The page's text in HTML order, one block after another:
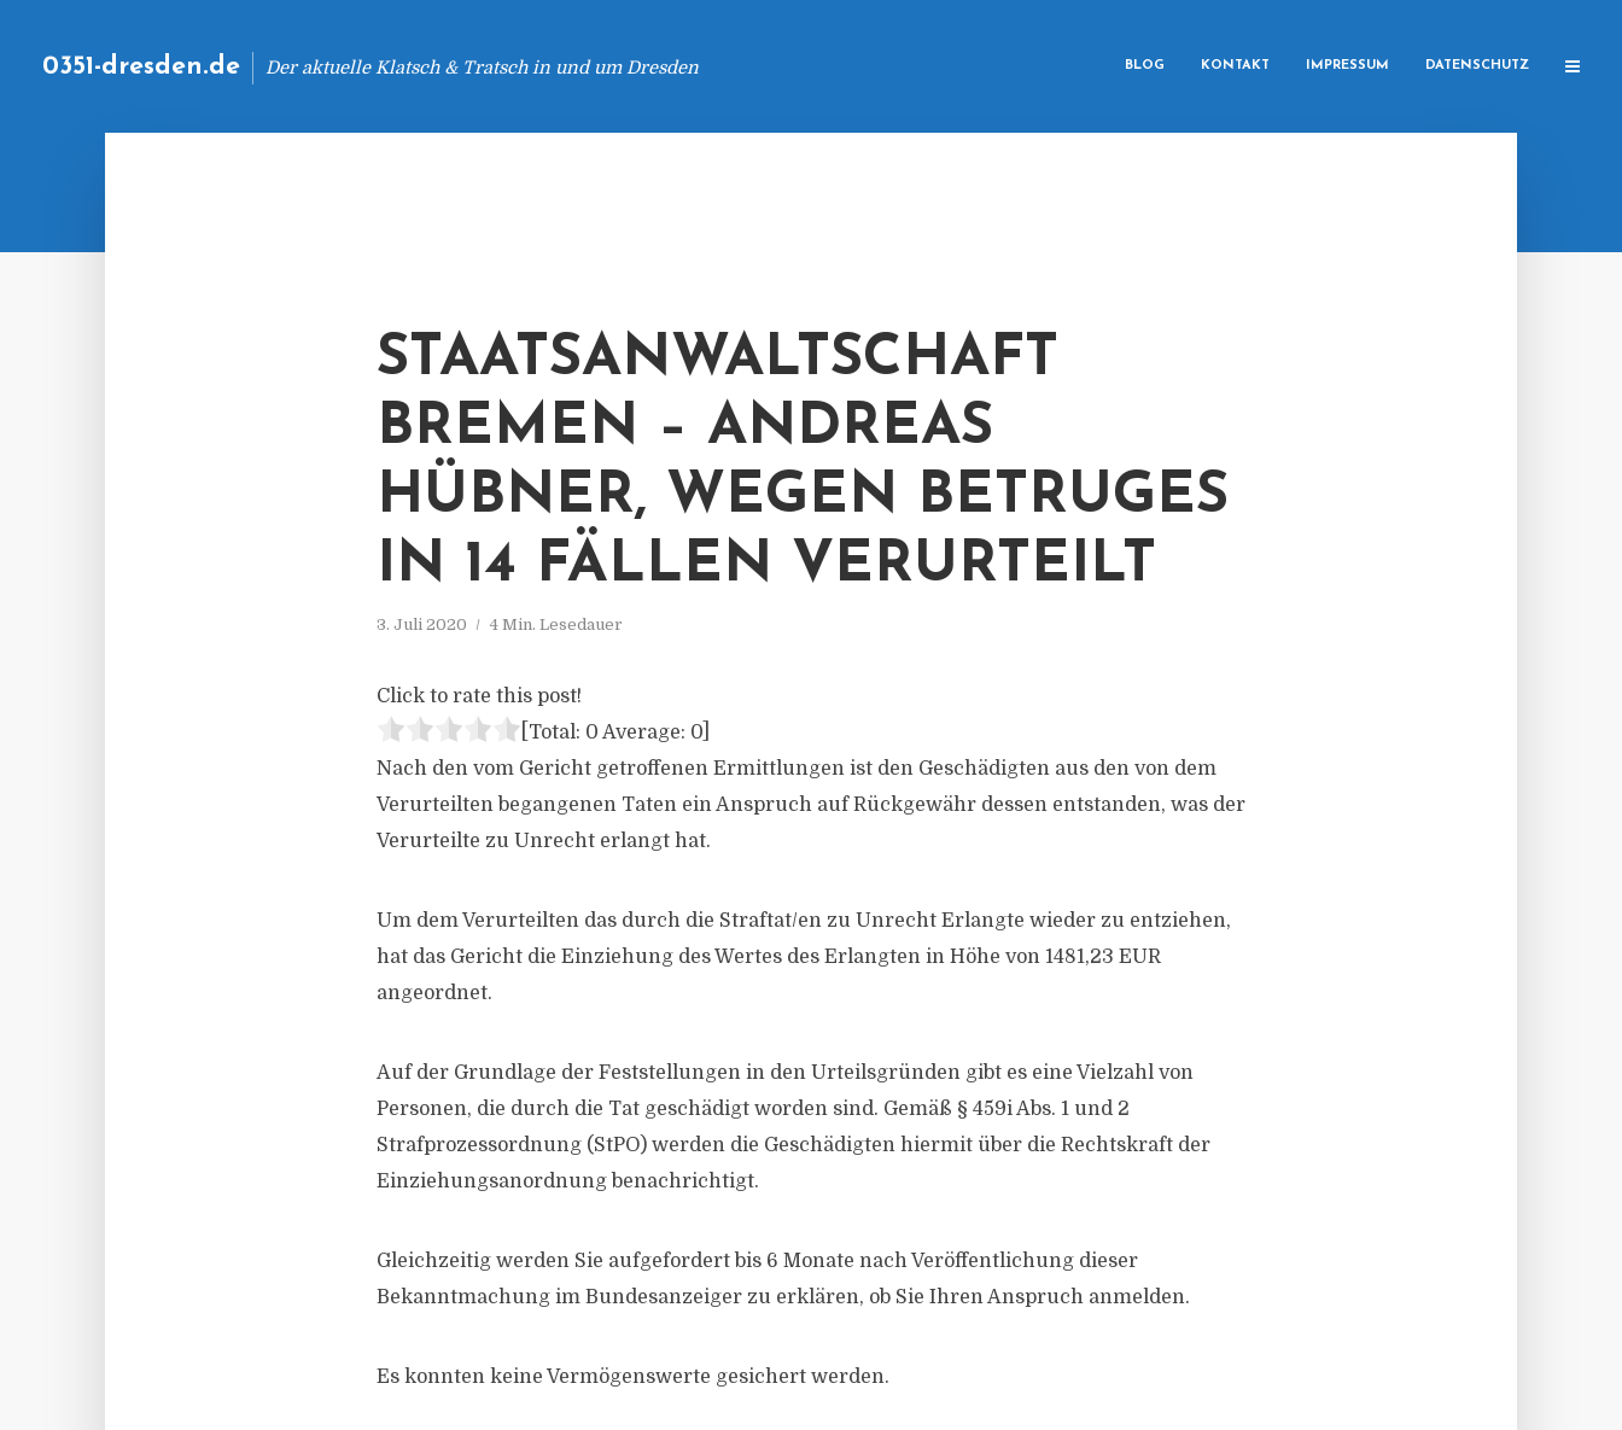
0351-dresden.de Der aktuelle Klatsch & Tratsch in und um Dresden BLOG KONTAKT IMPRESSUM DATENSCHUTZ
STAATSANWALTSCHAFT
BREMEN – ANDREAS
HÜBNER, WEGEN BETRUGES
IN 14 FÄLLEN VERURTEILT
3. Juli 2020 4 Min. Lesedauer
Click to rate this post!
[Total: 0 Average: 0
Nach den vom Gericht getroffenen Ermittlungen ist den Geschädigten aus den von dem
Verurteilten begangenen Taten ein Anspruch auf Rückgewähr dessen entstanden, was der
Verurteilte zu Unrecht erlangt hat.
Um dem Verurteilten das durch die Straftat/en zu Unrecht Erlangte wieder zu entziehen,
hat das Gericht die Einziehung des Wertes des Erlangten in Höhe von 1481,23 EUR
angeordnet.
Auf der Grundlage der Feststellungen in den Urteilsgründen gibt es eine Vielzahl von
Personen, die durch die Tat geschädigt worden sind. Gemäß § 459i Abs. 1 und 2
Strafprozessordnung (StPO) werden die Geschädigten hiermit über die Rechtskraft der
Einziehungsanordnung benachrichtigt.
Gleichzeitig werden Sie aufgefordert bis 6 Monate nach Veröffentlichung dieser
Bekanntmachung im Bundesanzeiger zu erklären, ob Sie Ihren Anspruch anmelden.
Es konnten keine Vermögenswerte gesichert werden.